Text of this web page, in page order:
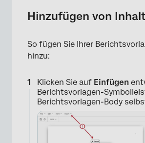
Hinzufügen von
So fügen Sie Ihrer
hinzu:
Klicken Sie auf Einfügen
Berichtsvorlagen-
Berichtsvorlagen-Body